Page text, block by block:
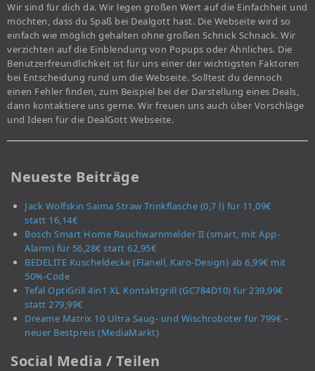
Wir sind für dich da. Wir legen großen Wert auf die Einfachheit und
möchten, dass du Spaß bei Dealgott hast. Die Webseite wird so
einfach wie möglich gehalten ohne großen Schnick Schnack. Wir
verzichten auf die Einblendung von Popups oder Ähnliches. Die
Benutzerfreundlichkeit ist für uns einer der wichtigsten Faktoren
bei Entscheidung rund um die Webseite. Solltest du dennoch
einen Fehler finden, zum Beispiel bei der Darstellung eines Deals,
dann kontaktiere uns gerne. Wir freuen uns auch über Vorschläge
und Ideen für die DealGott Webseite.
Neueste Beiträge
Jack Wolfskin Saima Straw Trinkflasche (0,7 l) für 11,09€
statt 16,14€
Bosch Smart Home Rauchwarnmelder II (smart, mit App-
Alarm) für 56,28€ statt 62,95€
BEDELITE Kuscheldecke (Flanell, Karo-Design) ab 6,99€ mit
50%-Code
Tefal OptiGrill 4in1 XL Kontaktgrill (GC784D10) für 239,99€
statt 279,99€
Dreame Matrix 10 Ultra Saug- und Wischroboter für 799€ –
neuer Bestpreis (MediaMarkt)
Social Media / Teilen